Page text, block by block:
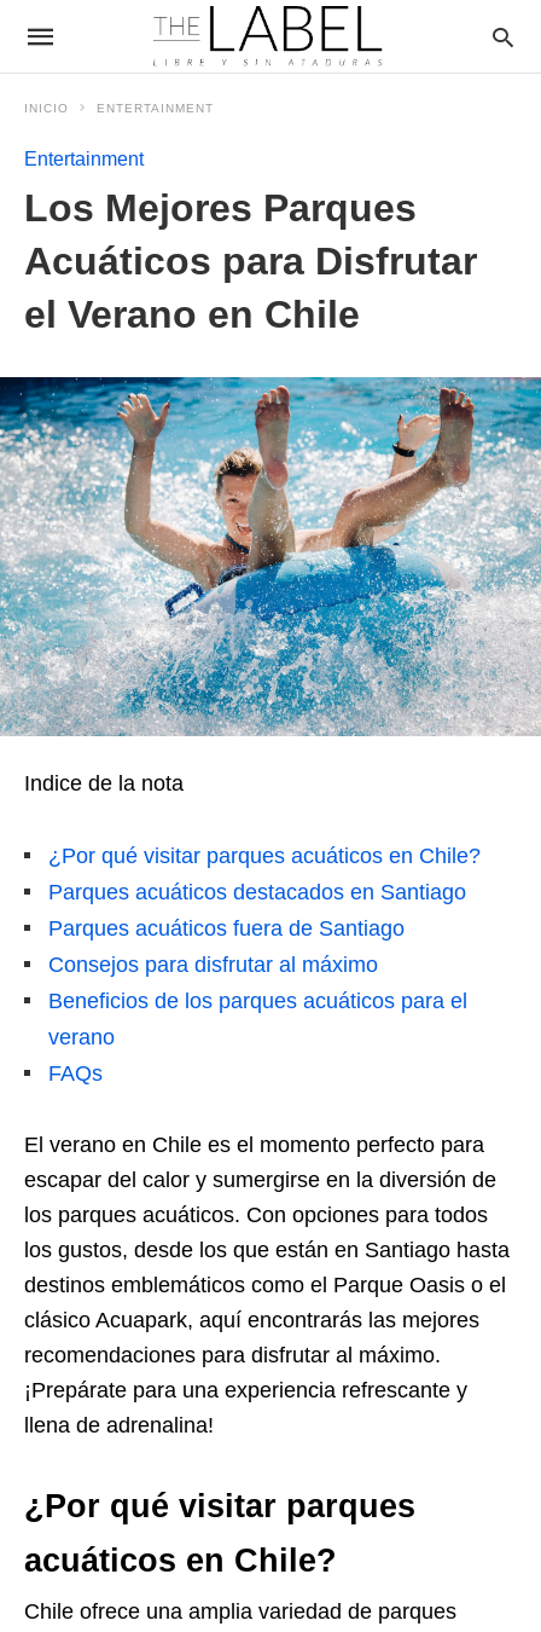
INICIO ENTERTAINMENT
Entertainment
Los Mejores Parques
Acuáticos para Disfrutar
el Verano en Chile
Indice de la nota
¿Por qué visitar parques acuáticos en Chile?
Parques acuáticos destacados en Santiago
Parques acuáticos fuera de Santiago
Consejos para disfrutar al máximo
Beneficios de los parques acuáticos para el
verano
FAQs
El verano en Chile es el momento perfecto para
escapar del calor y sumergirse en la diversión de
los parques acuáticos. Con opciones para todos
los gustos, desde los que están en Santiago hasta
destinos emblemáticos como el Parque Oasis o el
clásico Acuapark, aquí encontrarás las mejores
recomendaciones para disfrutar al máximo.
¡Prepárate para una experiencia refrescante y
llena de adrenalina!
¿Por qué visitar parques
acuáticos en Chile?
Chile ofrece una amplia variedad de parques